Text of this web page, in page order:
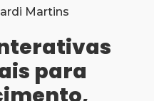
para